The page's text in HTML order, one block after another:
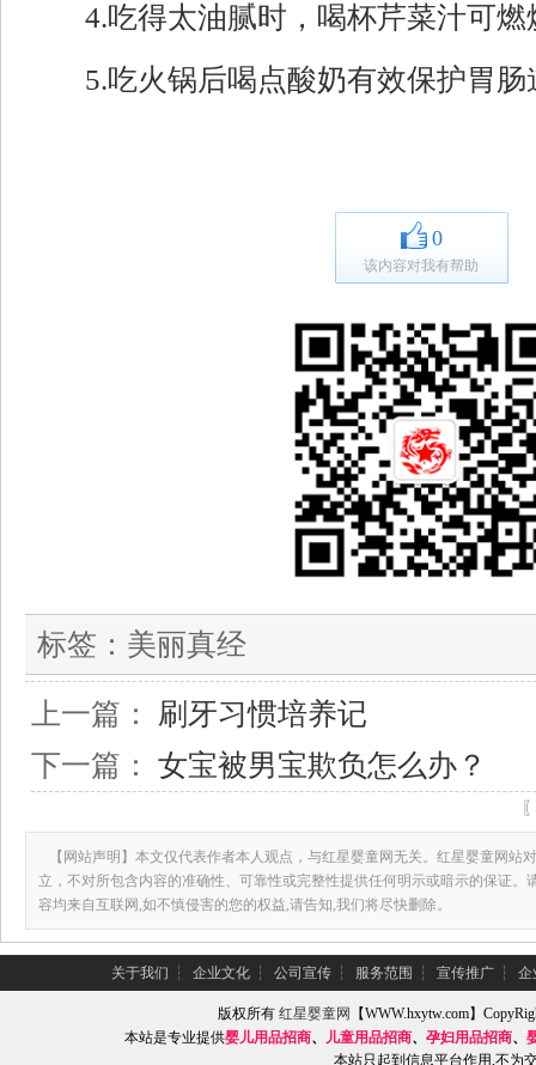
4.吃得太油腻时，喝杯芹菜汁可燃
5.吃火锅后喝点酸奶有效保护胃肠
0
该内容对我有帮助
标签： 美丽真经
上一篇： 刷牙习惯培养记
下一篇： 女宝被男宝欺负怎么办？
【网站声明】本文仅代表作者本人观点，与红星婴童网无关。红星婴童网站
立，不对所包含内容的准确性、可靠性或完整性提供任何明示或暗示的保证。
容均来自互联网,如不慎侵害的您的权益,请告知,我们将尽快删除。
关于我们 ┆ 企业文化 ┆ 公司宣传 ┆ 服务范围 ┆ 宣传推广 ┆ 企
版权所有红星婴童网
【WWW.hxytw.com】
本站是专业提供婴儿用品招商、 儿童用品招商、 孕妇用品招商、
本站只起到信息平台作用,不为